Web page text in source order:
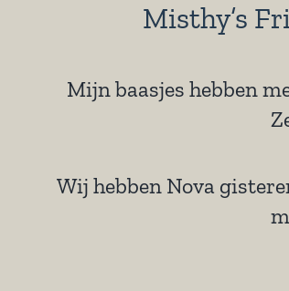
Misthy’s
Mijn baasjes hebben
Wij hebben Nova